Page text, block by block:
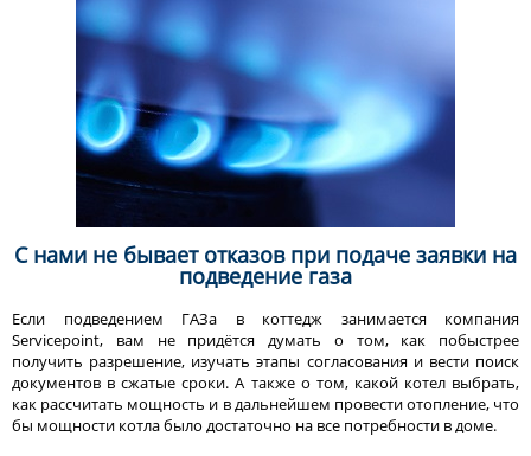
С нами не бывает отказов при подаче заявки на
подведение газа
Если подведением ГАЗа в коттедж занимается компания
Servicepoint, вам не придётся думать о том, как побыстрее
получить разрешение, изучать этапы согласования и вести поиск
документов в сжатые сроки. А также о том, какой котел выбрать,
как рассчитать мощность и в дальнейшем провести отопление, что
бы мощности котла было достаточно на все потребности в доме.